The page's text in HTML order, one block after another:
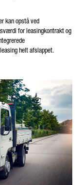
kan opstå ved
for leasingkontrakt og
helt afslappet.